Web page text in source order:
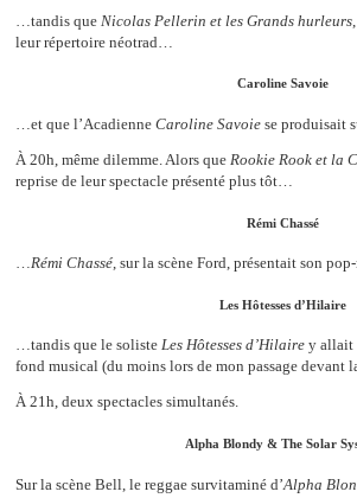
…tandis que Nicolas Pellerin et les Grands hurleurs
leur répertoire néotrad…
Caroline Savoie
…et que l’Acadienne Caroline Savoie se produisait
À 20h, même dilemme. Alors que Rookie Rook et la
reprise de leur spectacle présenté plus tôt…
Rémi Chassé
…Rémi Chassé, sur la scène Ford, présentait son
Les Hôtesses d’Hilaire
…tandis que le soliste Les Hôtesses d’Hilaire y allait
fond musical (du moins lors de mon passage devant
À 21h, deux spectacles simultanés.
Alpha Blondy & The Solar
Sur la scène Bell, le reggae survitaminé d’Alpha